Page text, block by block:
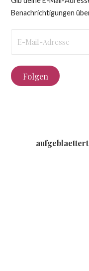
Benachrichtigungen
Mail-
Folgen
aufgeblaettert